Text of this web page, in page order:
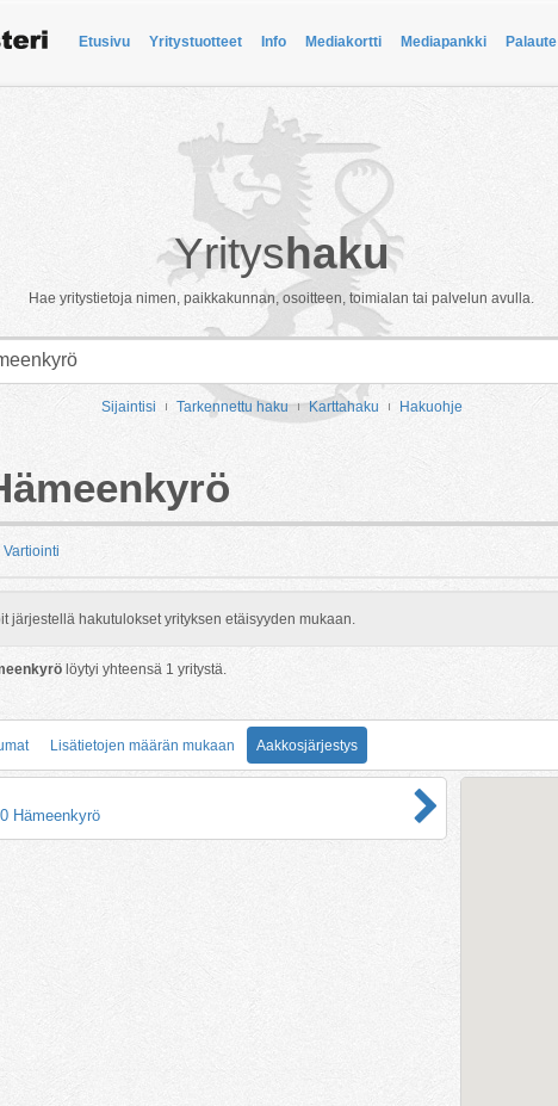
Etusivu Yritystuotteet Info Mediakortti Mediapankki Palaute
Yrityshaku
Hae yritystietoja nimen, paikkakunnan, osoitteen, toimialan tai palvelun avulla.
Sijaintisi Tarkennettu haku Karttahaku Hakuohje
Vartiointi
järjestellä hakutulokset yrityksen etäisyyden mukaan.
löytyi yhteensä 1 yritystä.
Lisätietojen määrän mukaan Aakkosjärjestys
Hämeenkyrö